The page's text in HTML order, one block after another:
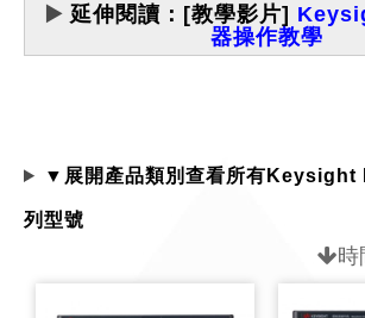
▶️ 延伸閱讀：[教學影片]
器操作教學
▼展開產品類別查看所有Keysight
列型號
時